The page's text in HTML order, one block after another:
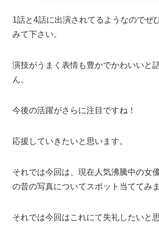
1話と4話に出演されてるようなのでぜ
みて下さい。
演技がうまく表情も豊かでかわいいと
ん。
今後の活躍がさらに注目ですね！
応援していきたいと思います。
それでは今回は、現在人気沸騰中の女
の昔の写真についてスポット当ててみま
それでは今回はこれにて失礼したいと